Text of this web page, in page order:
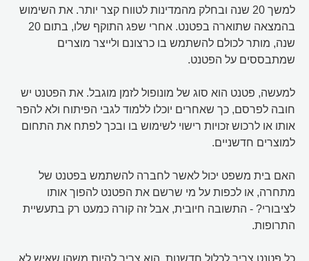
למשך 20 שנה ובחלק מהמדינות לטווח קצר יותר. את השימוש
בהמצאה שתוארה בפטנט. אחרי שפג התוקף שלו, בתום 20
שנה, מותר לכולם להשתמש בו כרצונם ולייצר מוצרים
שמתבססים על הפטנט.
למעשה, פטנט הוא סוג של מונופול לזמן מוגבל. את הפטנט יש
חובה לפרסם, כך שאחרים יוכלו ללמוד לגבי הפיתוח ולא להפר
אותו או לרכוש זכויות רישוי לשימוש בו ובכך לפתח את התחום
למוצרים חדשניים.
האם בית משפט יכול לאשר לחברה להשתמש בפטנט של
מתחרה, או לכפות על מי שרשם את הפטנט להפוך אותו
לציבורי? - התשובה חיובית, אבל זה קורה כמעט רק בתעשיית
התרופות.
כל פטנט צריך לכלול חדשנות. הוא צריך להיות משהו שאיש לא